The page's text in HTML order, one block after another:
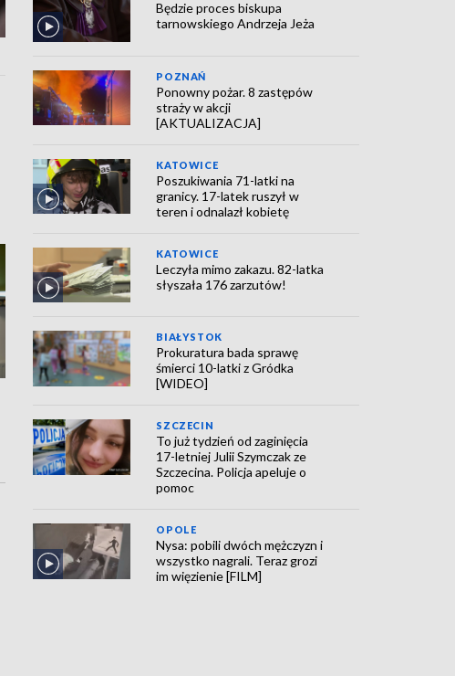
Będzie proces biskupa
tarnowskiego Andrzeja Jeża
POZNAŃ
Ponowny pożar. 8 zastępów
straży w akcji
[AKTUALIZACJA]
KATOWICE
Poszukiwania 71-latki na
granicy. 17-latek ruszył w
teren i odnalazł kobietę
KATOWICE
Leczyła mimo zakazu. 82-latka
słyszała 176 zarzutów!
BIAŁYSTOK
Prokuratura bada sprawę
śmierci 10-latki z Gródka
[WIDEO]
SZCZECIN
To już tydzień od zaginięcia
17-letniej Julii Szymczak ze
Szczecina. Policja apeluje o
pomoc
OPOLE
Nysa: pobili dwóch mężczyzn i
wszystko nagrali. Teraz grozi
im więzienie [FILM]